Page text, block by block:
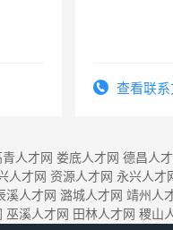
查看联系
青人才网 娄底人才网 德昌人才
人才网 资源人才网 永兴人才
溪人才网 潞城人才网 靖州人
巫溪人才网 田林人才网 稷山